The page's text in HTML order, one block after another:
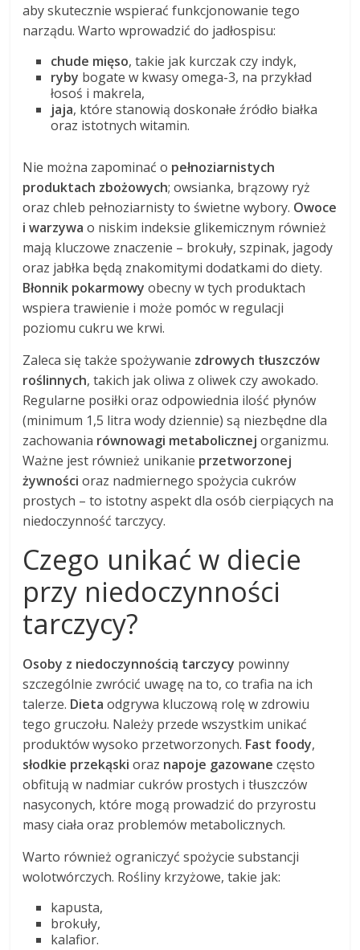
aby skutecznie wspierać funkcjonowanie tego
narządu. Warto wprowadzić do jadłospisu:
chude mięso, takie jak kurczak czy indyk,
ryby bogate w kwasy omega-3, na przykład
łosoś i makrela,
jaja, które stanowią doskonałe źródło białka
oraz istotnych witamin.
Nie można zapominać o pełnoziarnistych
produktach zbożowych; owsianka, brązowy ryż
oraz chleb pełnoziarnisty to świetne wybory. Owoce
i warzywa o niskim indeksie glikemicznym również
mają kluczowe znaczenie – brokuły, szpinak, jagody
oraz jabłka będą znakomitymi dodatkami do diety.
Błonnik pokarmowy obecny w tych produktach
wspiera trawienie i może pomóc w regulacji
poziomu cukru we krwi.
Zaleca się także spożywanie zdrowych tłuszczów
roślinnych, takich jak oliwa z oliwek czy awokado.
Regularne posiłki oraz odpowiednia ilość płynów
(minimum 1,5 litra wody dziennie) są niezbędne dla
zachowania równowagi metabolicznej organizmu.
Ważne jest również unikanie przetworzonej
żywności oraz nadmiernego spożycia cukrów
prostych – to istotny aspekt dla osób cierpiących na
niedoczynność tarczycy.
Czego unikać w diecie
przy niedoczynności
tarczycy?
Osoby z niedoczynnością tarczycy powinny
szczególnie zwrócić uwagę na to, co trafia na ich
talerze. Dieta odgrywa kluczową rolę w zdrowiu
tego gruczołu. Należy przede wszystkim unikać
produktów wysoko przetworzonych. Fast foody,
słodkie przekąski oraz napoje gazowane często
obfitują w nadmiar cukrów prostych i tłuszczów
nasyconych, które mogą prowadzić do przyrostu
masy ciała oraz problemów metabolicznych.
Warto również ograniczyć spożycie substancji
wolotwórczych. Rośliny krzyżowe, takie jak:
kapusta,
brokuły,
kalafior.